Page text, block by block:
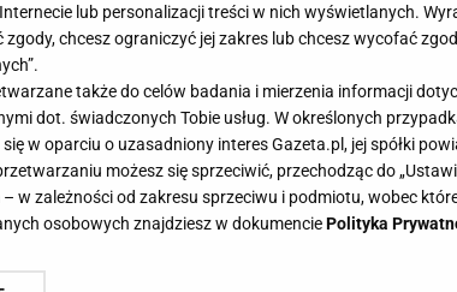
na diecie lekkostrawnej?
lub personalizacji treści w nich wyświetlanych.
chcesz ograniczyć jej zakres lub chcesz wycofać
także do celów badania i mierzenia informacji
dot. świadczonych Tobie usług. W określonych
w oparciu o uzasadniony interes Gazeta.pl, jej spółki
możesz się sprzeciwić, przechodząc do
w zależności od zakresu sprzeciwu i podmiotu, wobec
osobowych znajdziesz w dokumenciePolityka